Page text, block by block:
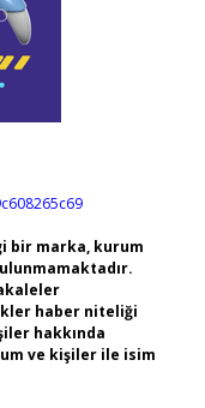
bir marka, kurum
haber niteliği
hakkında
ve kişiler ile isim